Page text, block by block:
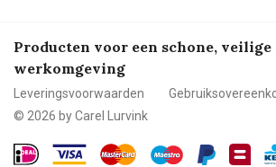
Producten voor een schone, veilige
werkomgeving
Leveringsvoorwaarden
© 2026 by Carel Lurvink